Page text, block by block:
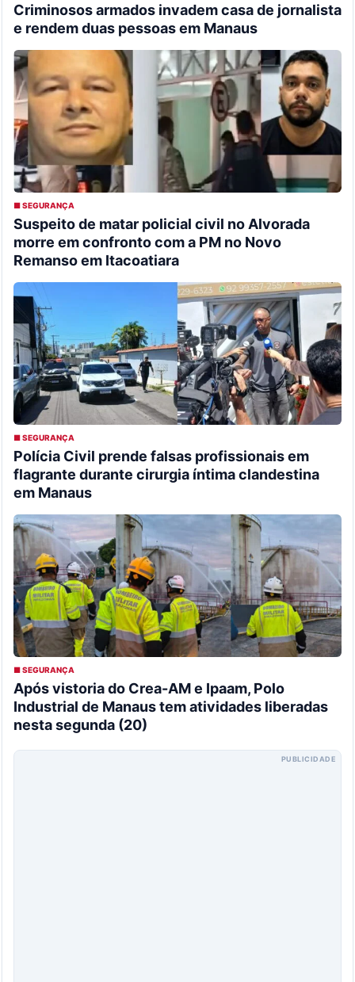
Criminosos armados invadem casa de jornalista
e rendem duas pessoas em Manaus
■ SEGURANÇA
Suspeito de matar policial civil no Alvorada
morre em confronto com a PM no Novo
Remanso em Itacoatiara
■ SEGURANÇA
Polícia Civil prende falsas profissionais em
flagrante durante cirurgia íntima clandestina
em Manaus
■ SEGURANÇA
Após vistoria do Crea-AM e Ipaam, Polo
Industrial de Manaus tem atividades liberadas
nesta segunda (20)
PUBLICIDADE